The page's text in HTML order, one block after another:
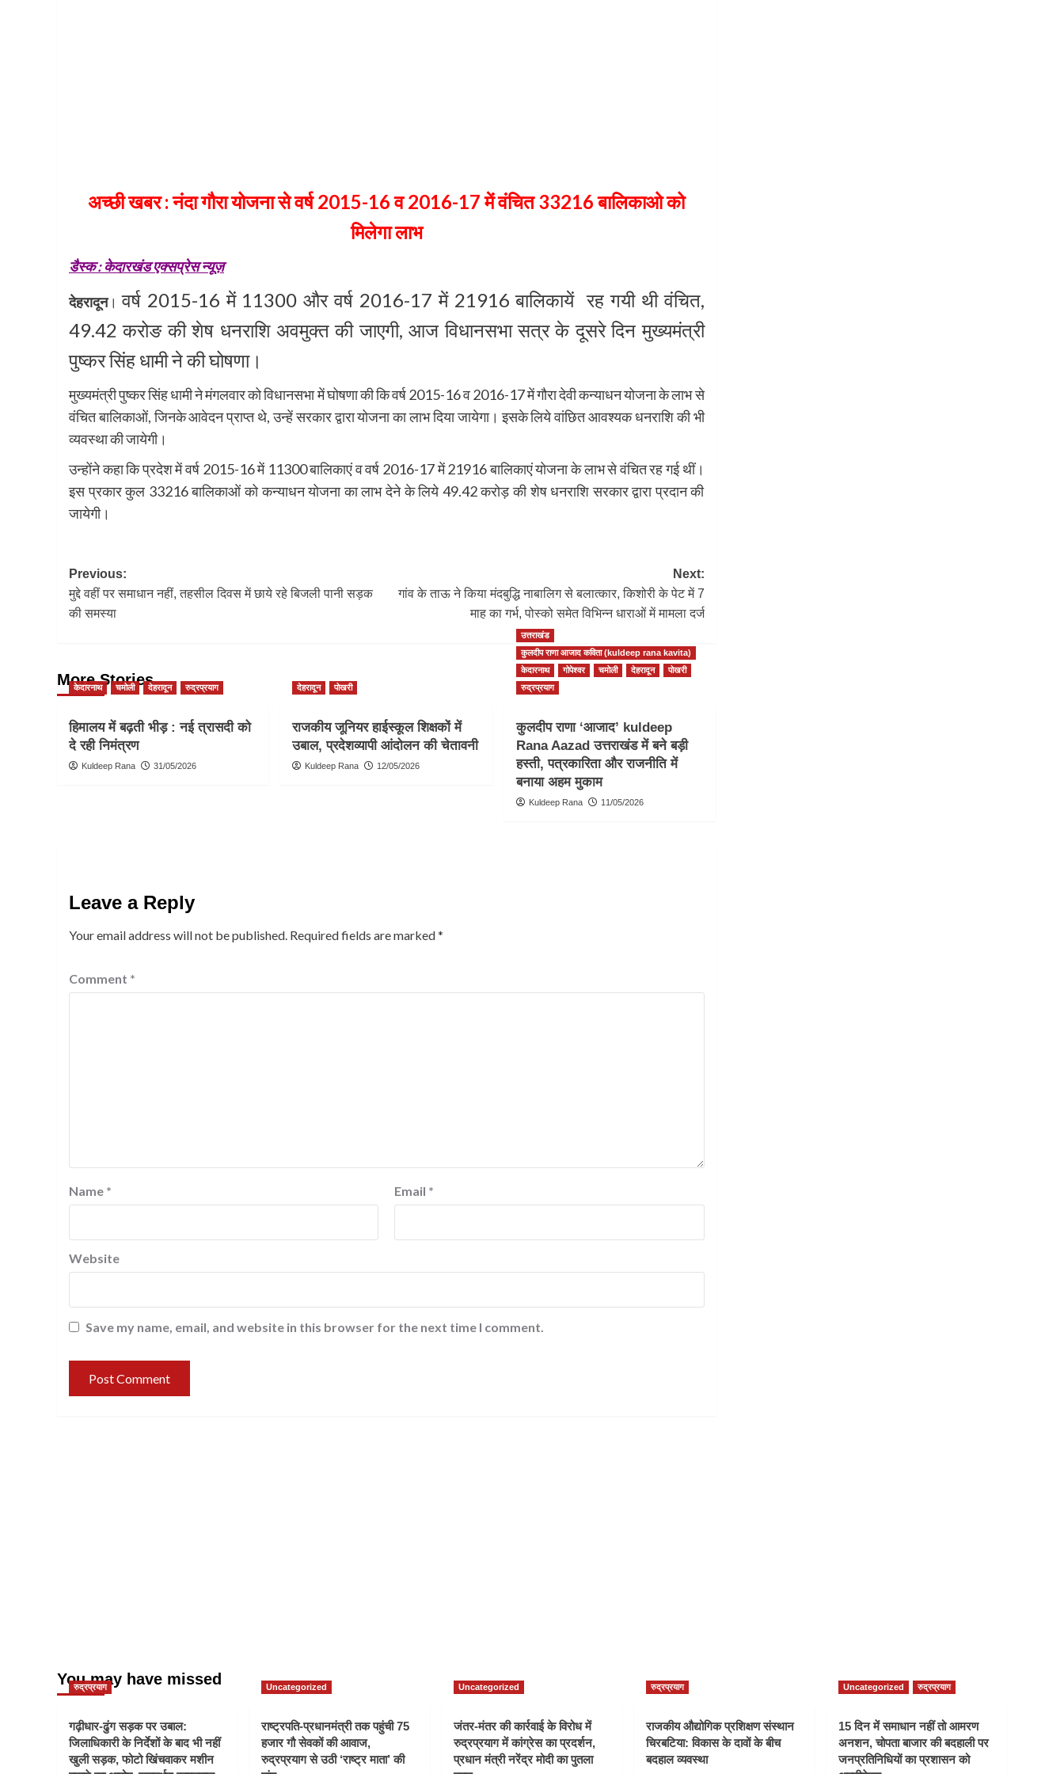
अच्छी खबर : नंदा गौरा योजना से वर्ष 2015-16 व 2016-17 में वंचित 33216 बालिकाओ को
मिलेगा लाभ
डैस्क : केदारखंड एक्सप्रेस न्यूज़
देहरादून।वर्ष 2015-16 में 11300 और वर्ष 2016-17 में 21916 बालिकायें रह गयी थी वंचित,
49.42 करोङ की शेष धनराशि अवमुक्त की जाएगी, आज विधानसभा सत्र के दूसरे दिन मुख्यमंत्री
पुष्कर सिंह धामी ने की घोषणा।
मुख्यमंत्री पुष्कर सिंह धामी ने मंगलवार को विधानसभा में घोषणा की कि वर्ष 2015-16 व 2016-17 में गौरा देवी कन्याधन योजना के लाभ से
वंचित बालिकाओं, जिनके आवेदन प्राप्त थे, उन्हें सरकार द्वारा योजना का लाभ दिया जायेगा। इसके लिये वांछित आवश्यक धनराशि की भी
व्यवस्था की जायेगी।
उन्होंने कहा कि प्रदेश में वर्ष 2015-16 में 11300 बालिकाएं व वर्ष 2016-17 में 21916 बालिकाएं योजना के लाभ से वंचित रह गई थीं।
इस प्रकार कुल 33216 बालिकाओं को कन्याधन योजना का लाभ देने के लिये 49.42 करोड़ की शेष धनराशि सरकार द्वारा प्रदान की
जायेगी।
Post
navigation
Previous:
मुद्दे वहीं पर समाधान नहीं, तहसील दिवस में छाये रहे बिजली पानी सड़क
की समस्या
Next:
गांव के ताऊ ने किया मंदबुद्धि नाबालिग से बलात्कार, किशोरी के पेट में 7
माह का गर्भ, पोस्को समेत विभिन्न धाराओं में मामला दर्ज
More Stories
केदारनाथ चमोली देहरादून रुद्रप्रयाग
हिमालय में बढ़ती भीड़ : नई त्रासदी को
दे रही निमंत्रण
Kuldeep Rana 31/05/2026
देहरादून पोखरी
राजकीय जूनियर हाईस्कूल शिक्षकों में
उबाल, प्रदेशव्यापी आंदोलन की चेतावनी
Kuldeep Rana 12/05/2026
उत्तराखंड
कुलदीप राणा आजाद कविता (kuldeep rana kavita)
केदारनाथ
गोपेश्वर चमोली देहरादून
पोखरी
रुद्रप्रयाग
कुलदीप राणा ‘आजाद’ kuldeep
Rana Aazad उत्तराखंड में बने बड़ी
हस्ती, पत्रकारिता और राजनीति में
बनाया अहम मुकाम
Kuldeep Rana 11/05/2026
Leave a Reply
Your email address will not be published. Required fields are marked*
Comment *
Name * Email *
Website
Save my name, email, and website in this browser for the next time I comment.
You may have missed
रुद्रप्रयाग
गढ़ीधार-ढुंग सड़क पर उबाल:
जिलाधिकारी के निर्देशों के बाद भी नहीं
खुली सड़क, फोटो खिंचवाकर मशीन
Uncategorized
राष्ट्रपति-प्रधानमंत्री तक पहुंची 75
हजार गौ सेवकों की आवाज,
रुद्रप्रयाग से उठी ‘राष्ट्र माता’ की
Uncategorized
जंतर-मंतर की कार्रवाई के विरोध में
रुद्रप्रयाग में कांग्रेस का प्रदर्शन,
प्रधान मंत्री नरेंद्र मोदी का पुतला
रुद्रप्रयाग
राजकीय औद्योगिक प्रशिक्षण संस्थान
चिरबटिया: विकास के दावों के बीच
बदहाल व्यवस्था
Uncategorized रुद्रप्रयाग
15 दिन में समाधान नहीं तो आमरण
अनशन, चोपता बाजार की बदहाली पर
जनप्रतिनिधियों का प्रशासन को